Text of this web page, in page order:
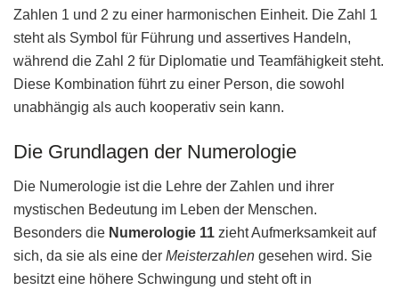
Zahlen 1 und 2 zu einer harmonischen Einheit. Die Zahl 1
steht als Symbol für Führung und assertives Handeln,
während die Zahl 2 für Diplomatie und Teamfähigkeit steht.
Diese Kombination führt zu einer Person, die sowohl
unabhängig als auch kooperativ sein kann.
Die Grundlagen der Numerologie
Die Numerologie ist die Lehre der Zahlen und ihrer
mystischen Bedeutung im Leben der Menschen.
Besonders die Numerologie 11 zieht Aufmerksamkeit auf
sich, da sie als eine der Meisterzahlen gesehen wird. Sie
besitzt eine höhere Schwingung und steht oft in